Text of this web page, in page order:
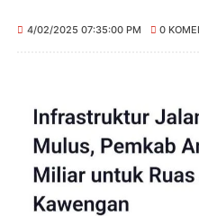
4/02/2025 07:35:00 PM 0